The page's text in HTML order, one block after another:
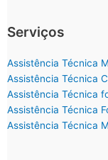
Serviços
Assistência Técnica
Assistência Técnica
Assistência Técnica
Assistência Técnica
Assistência Técnica